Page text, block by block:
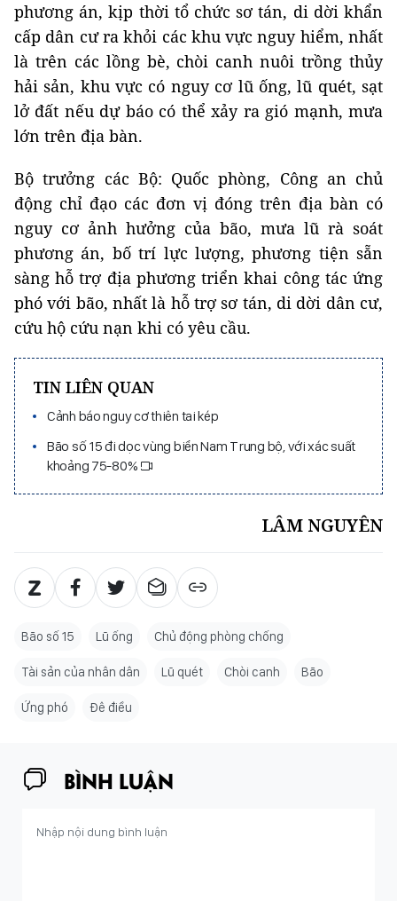
phương án, kịp thời tổ chức sơ tán, di dời khẩn
cấp dân cư ra khỏi các khu vực nguy hiểm, nhất
là trên các lồng bè, chòi canh nuôi trồng thủy
hải sản, khu vực có nguy cơ lũ ống, lũ quét, sạt
lở đất nếu dự báo có thể xảy ra gió mạnh, mưa
lớn trên địa bàn.
Bộ trưởng các Bộ: Quốc phòng, Công an chủ
động chỉ đạo các đơn vị đóng trên địa bàn có
nguy cơ ảnh hưởng của bão, mưa lũ rà soát
phương án, bố trí lực lượng, phương tiện sẵn
sàng hỗ trợ địa phương triển khai công tác ứng
phó với bão, nhất là hỗ trợ sơ tán, di dời dân cư,
cứu hộ cứu nạn khi có yêu cầu.
TIN LIÊN QUAN
Cảnh báo nguy cơ thiên tai kép
Bão số 15 đi dọc vùng biển Nam Trung bộ, với xác suất
khoảng 75-80%
LÂM NGUYÊN
Bão số 15 Lũ ống Chủ động phòng chống
Tài sản của nhân dân Lũ quét Chòi canh Bão
Ứng phó Đê điều
BÌNH LUẬN